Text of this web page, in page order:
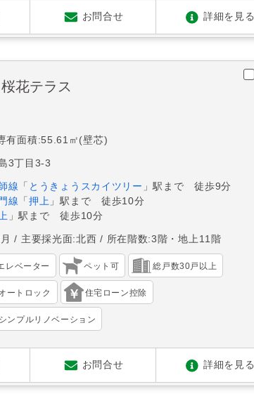
お問合せ 詳細を見る
花テラス
有面積:55.61㎡(壁芯)
3丁目3-3
線 「 とうきょうスカイツリー 」駅まで 徒歩9分
線 「押上 」駅まで 徒歩10分
」駅まで 徒歩10分
主要採光面:北西 所在階数:3階・地上11階
レベーター ペット可 総戸数30戸以上
ートロック 住宅ローン控除
ンプルリノベーション
お問合せ 詳細を見る